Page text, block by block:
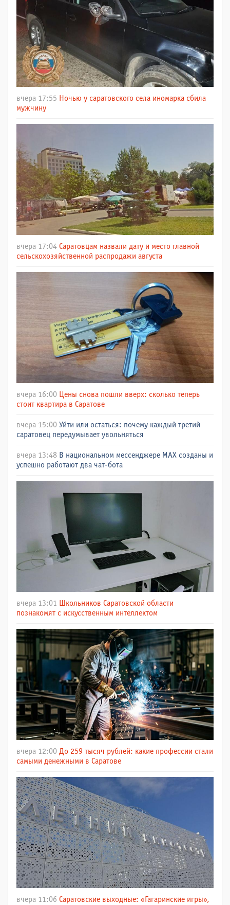
вчера 17:55 Ночью у саратовского села иномарка сбила
мужчину
вчера 17:04 Саратовцам назвали дату и место главной
сельскохозяйственной распродажи августа
вчера 16:00 Цены снова пошли вверх: сколько теперь
стоит квартира в Саратове
вчера 15:00 Уйти или остаться: почему каждый третий
саратовец передумывает увольняться
вчера 13:48 В национальном мессенджере МАХ созданы и
успешно работают два чат-бота
вчера 13:01
Школьников Саратовской области
познакомят с искусственным интеллектом
вчера 12:00 До 259 тысяч рублей: какие профессии стали
самыми денежными в Саратове
вчера 11:06 Саратовские выходные: «Гагаринские игры»,